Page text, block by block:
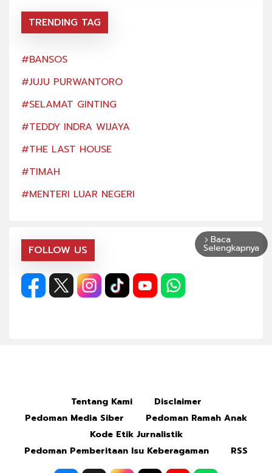
TRENDING TAG
#BANSOS
#JUJU PURWANTORO
#SELAMAT GINTING
#TEDDY INDRA WIJAYA
#THE LAST HOUSE
#TIMAH
#MENTERI LUAR NEGERI
FOLLOW US
arrow_forward_ios Baca
Selengkapnya
Tentang Kami
Disclaimer
Pedoman Media Siber
Pedoman Ramah Anak
Kode Etik Jurnalistik
Pedoman Pemberitaan Isu Keberagaman
RSS